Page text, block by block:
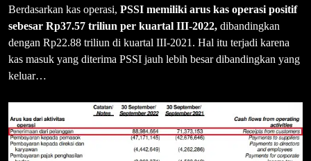
Berdasarkan kas operasi, PSSI memiliki arus kas operasi positif
sebesar Rp37.57 triliun per kuartal III-2022, dibandingkan
dengan Rp22.88 triliun di kuartal III-2021. Hal itu terjadi karena
kas masuk yang diterima PSSI jauh lebih besar dibandingkan yang
keluar…